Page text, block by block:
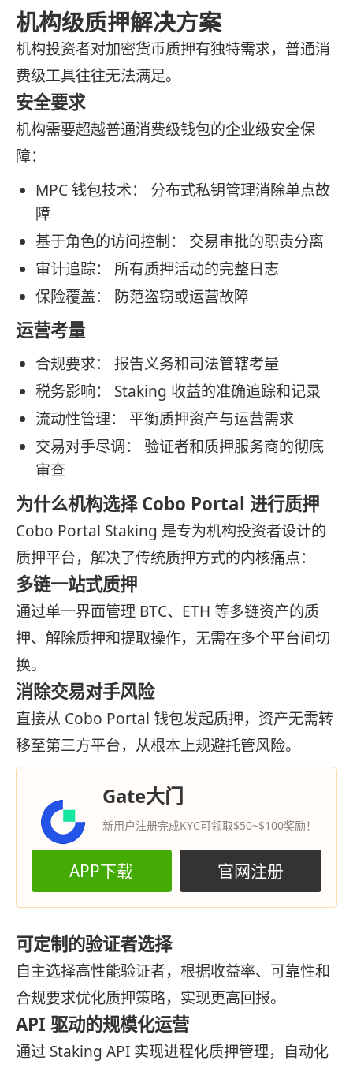
机构级质押解决方案
机构投资者对加密货币质押有独特需求，普通消
费级工具往往无法满足。
安全要求
机构需要超越普通消费级钱包的企业级安全保
障：
MPC 钱包技术： 分布式私钥管理消除单点故
障
基于角色的访问控制： 交易审批的职责分离
审计追踪： 所有质押活动的完整日志
保险覆盖： 防范盗窃或运营故障
运营考量
合规要求： 报告义务和司法管辖考量
税务影响： Staking 收益的准确追踪和记录
流动性管理： 平衡质押资产与运营需求
交易对手尽调： 验证者和质押服务商的彻底
审查
为什么机构选择 Cobo Portal 进行质押
Cobo Portal Staking 是专为机构投资者设计的
质押平台，解决了传统质押方式的内核痛点：
多链一站式质押
通过单一界面管理 BTC、ETH 等多链资产的质
押、解除质押和提取操作，无需在多个平台间切
换。
消除交易对手风险
直接从 Cobo Portal 钱包发起质押，资产无需转
移至第三方平台，从根本上规避托管风险。
Gate大门
新用户注册完成KYC可领取$50~$100奖励！
APP下载 官网注册
可定制的验证者选择
自主选择高性能验证者，根据收益率、可靠性和
合规要求优化质押策略，实现更高回报。
API 驱动的规模化运营
通过 Staking API 实现进程化质押管理，自动化